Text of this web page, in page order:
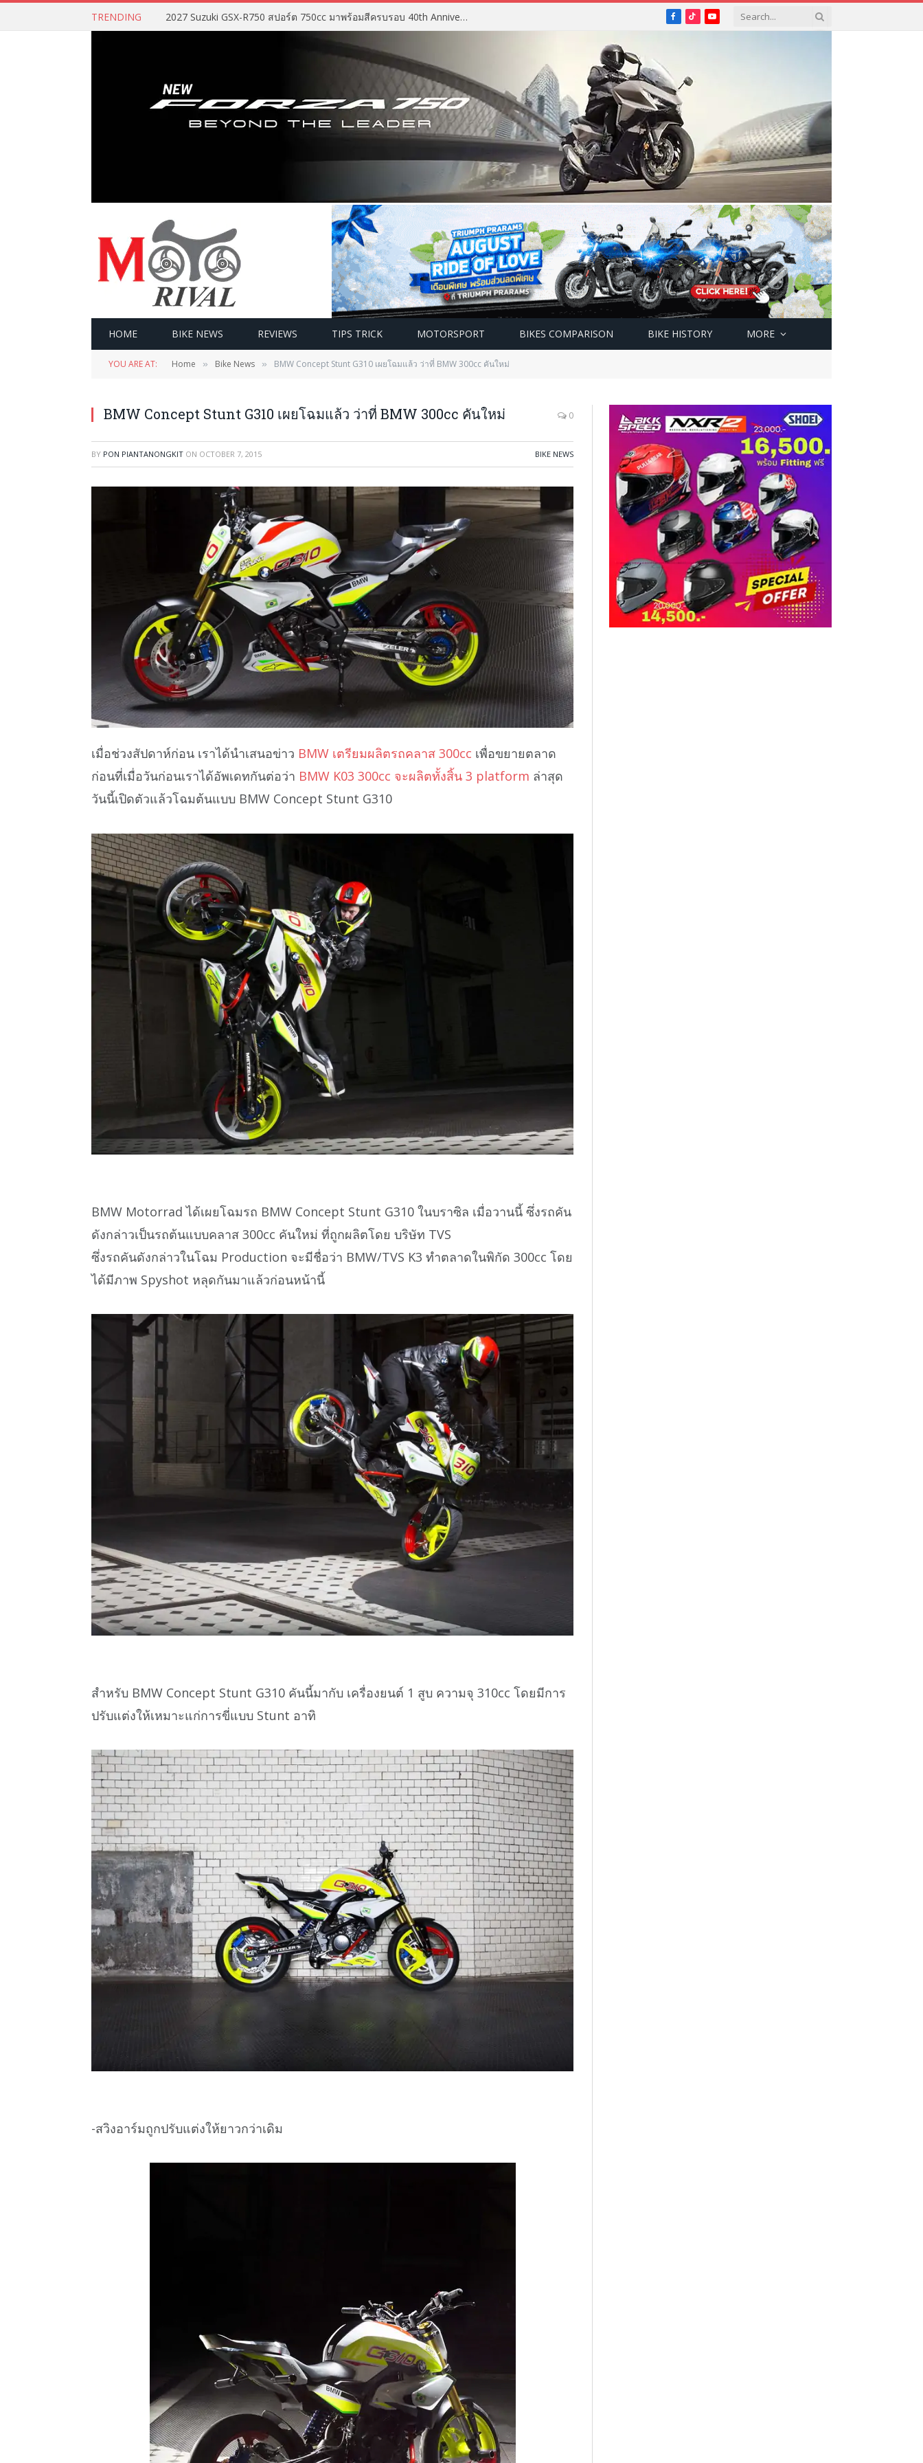
TRENDING 2027 Suzuki GSX-R750 สปอร์ต 750cc มาพร้อมสีครบรอบ 40th Anniversary Facebook
TikTokYouTube
HOME BIKE NEWS REVIEWS TIPS TRICK MOTORSPORT BIKES COMPARISON BIKE HISTORY MORE
YOU ARE AT: Home » Bike News » BMW Concept Stunt G310 เผยโฉมแล้ว ว่าที่ BMW 300cc คันใหม่
BMW Concept Stunt G310 เผยโฉมแล้ว ว่าที่ BMW 300cc คันใหม่ 0
BY PON PIANTANONGKIT ON OCTOBER 7, 2015 BIKE NEWS
เมื่อช่วงสัปดาห์ก่อน เราได้นำเสนอข่าว BMW เตรียมผลิตรถคลาส 300cc เพื่อขยายตลาด
ก่อนที่เมื่อวันก่อนเราได้อัพเดทกันต่อว่า BMW K03 300cc จะผลิตทั้งสิ้น 3 platform ล่าสุด
วันนี้เปิดตัวแล้วโฉมต้นแบบ BMW Concept Stunt G310
BMW Motorrad ได้เผยโฉมรถ BMW Concept Stunt G310 ในบราซิล เมื่อวานนี้ ซึ่งรถคัน
ดังกล่าวเป็นรถต้นแบบคลาส 300cc คันใหม่ ที่ถูกผลิตโดย บริษัท TVS
ซึ่งรถคันดังกล่าวในโฉม Production จะมีชื่อว่า BMW/TVS K3 ทำตลาดในพิกัด 300cc โดย
ได้มีภาพ Spyshot หลุดกันมาแล้วก่อนหน้านี้
สำหรับ BMW Concept Stunt G310 คันนี้มากับ เครื่องยนต์ 1 สูบ ความจุ 310cc โดยมีการ
ปรับแต่งให้เหมาะแก่การขี่แบบ Stunt อาทิ
-สวิงอาร์มถูกปรับแต่งให้ยาวกว่าเดิม